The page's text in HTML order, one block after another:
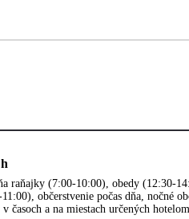
raňajky (7:00-10:00), obedy (12:30-
občerstvenie počas dňa, nočné
časoch a na miestach určených